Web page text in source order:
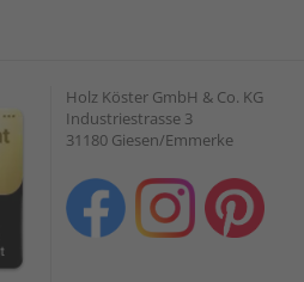
Holz Köster GmbH & Co. KG
Industriestrasse 3
31180 Giesen/Emmerke